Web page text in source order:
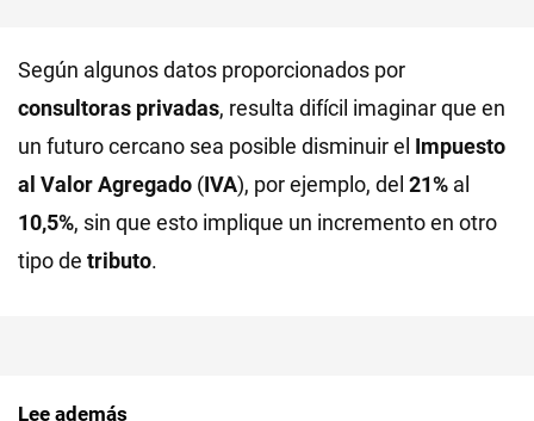
Según algunos datos proporcionados por
consultoras privadas, resulta difícil imaginar que en
un futuro cercano sea posible disminuir el Impuesto
al Valor Agregado (IVA), por ejemplo, del 21% al
10,5%, sin que esto implique un incremento en otro
tipo de tributo.
Lee además